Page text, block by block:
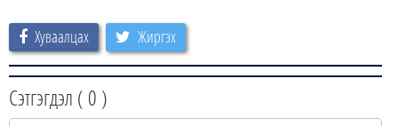
Хуваалцах Жиргэх
Сэтгэгдэл ( 0 )